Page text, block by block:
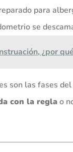
para
se
¿por
son las fases del
con la reglao